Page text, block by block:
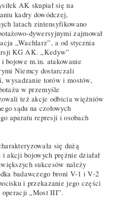
AK skupiał się na
kadry dowódczej,
latach zintensyfikowano
dywersyjnymi zajmował
„Wachlarz”, a od stycznia
KG AK. „Kedyw”
bojowe m.in. atakowanie
Niemcy dostarczali
wysadzanie torów i mostów,
w przemyśle
też akcje odbicia więźniów
sądu na czołowych
aparatu represji i osobach
się dużą
akcji bojowych prężnie działał
sukcesów należy
badawczego broni V-1 i V-2
i przekazanie jego części
„Most III”.